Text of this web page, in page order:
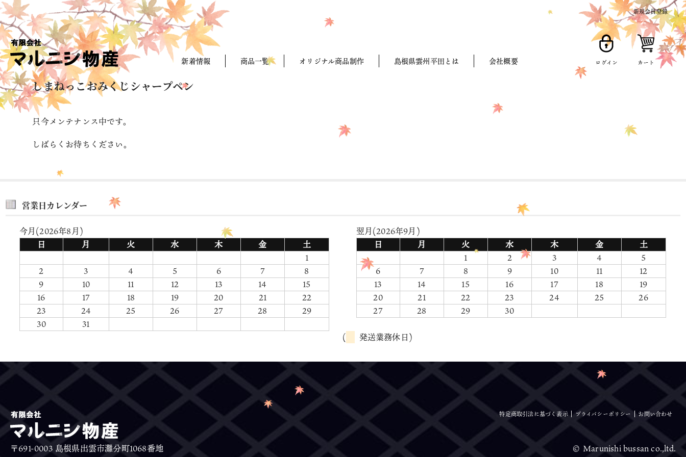
新着情報 商品一覧 オリジナル商品制作 島根県雲州平田とは 会社概要
新規会員登録
ログイン カート
しまねっこおみくじシャープペン
只今メンテナンス中です。
しばらくお待ちください。
営業日カレンダー
今月(2026年8月)
日
月 火 水 木 金
土
1
2
3 4 5 6 7
8
9
10 11 12 13 14
15
16
17 18 19 20 21
22
23
24 25 26 27 28
29
30
31
翌月(2026年9月)
日
月 火 水 木 金
土
1
2 3 4
5
6
7 8 9 10 11
12
13
14 15 16 17 18
19
20
21 22 23 24 25
26
27
28 29 30
( 発送業務休日)
〒691-0003 島根県出雲市灘分町1068番地
特定商取引法に基づく表示 プライバシーポリシー お問い合わせ
© Marunishi bussan co.,ltd.